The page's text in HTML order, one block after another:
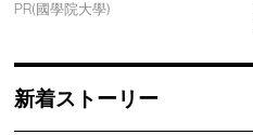
PR(國學院大學)
新着ストーリー